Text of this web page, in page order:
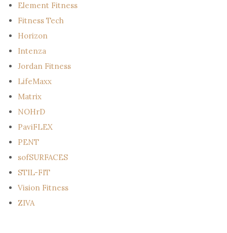
Element Fitness
Fitness Tech
Horizon
Intenza
Jordan Fitness
LifeMaxx
Matrix
NOHrD
PaviFLEX
PENT
sofSURFACES
STIL-FIT
Vision Fitness
ZIVA